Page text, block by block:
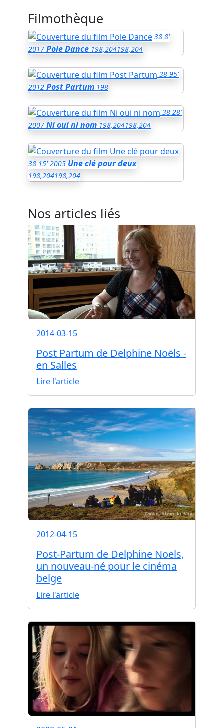
Filmothèque
38 8'
2017 Pole Dance 198,204198,204
38 95'
2012 Post Partum 198
38 28'
2007 Ni oui ni nom 198,204198,204
38 15' 2005 Une clé pour deux
198,204198,204
Nos articles liés
2014-03-15
Post Partum de Delphine Noëls -
en Salles
Lire l'article
2012-04-15
Post-Partum de Delphine Noëls,
un nouveau-né pour le cinéma
belge
Lire l'article